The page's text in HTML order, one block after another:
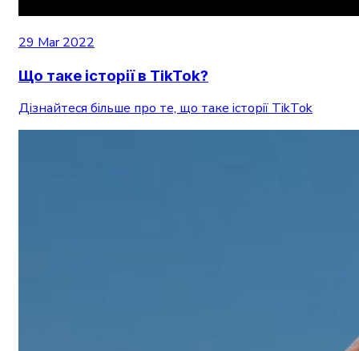
29 Mar 2022
Що таке історії в TikTok?
Дізнайтеся більше про те, що таке історії TikTok